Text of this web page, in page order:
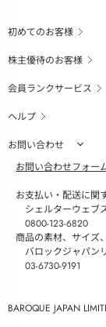
初めてのお客様
株主優待のお客様
会員ランクサービス
ヘルプ
お問い合わせ
お問い合わせフォー
お支払い・配送に関
シェルターウェブ
0800-123-6820
商品の素材、サイズ
バロックジャパン
03-6730-9191
BAROQUE JAPAN